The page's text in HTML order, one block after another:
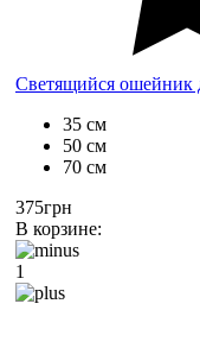
Светящийся ошейник
35 см
50 см
70 см
375грн
В корзине:
1